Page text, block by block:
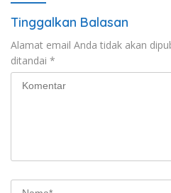
Tinggalkan Balasan
Alamat email Anda tidak akan
ditandai *